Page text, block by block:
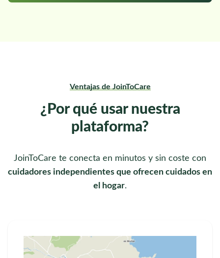
Ventajas de JoinToCare
¿Por qué usar nuestra
plataforma?
JoinToCare te conecta en minutos y sin coste con
cuidadores independientes que ofrecen cuidados en
el hogar.